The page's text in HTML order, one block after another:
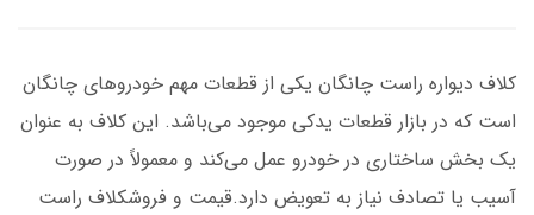
کلاف دیواره راست چانگان یکی از قطعات مهم خودروهای چانگان
است که در بازار قطعات یدکی موجود می‌باشد. این کلاف به عنوان
یک بخش ساختاری در خودرو عمل می‌کند و معمولاً در صورت
آسیب یا تصادف نیاز به تعویض دارد.قیمت و فروشکلاف راست